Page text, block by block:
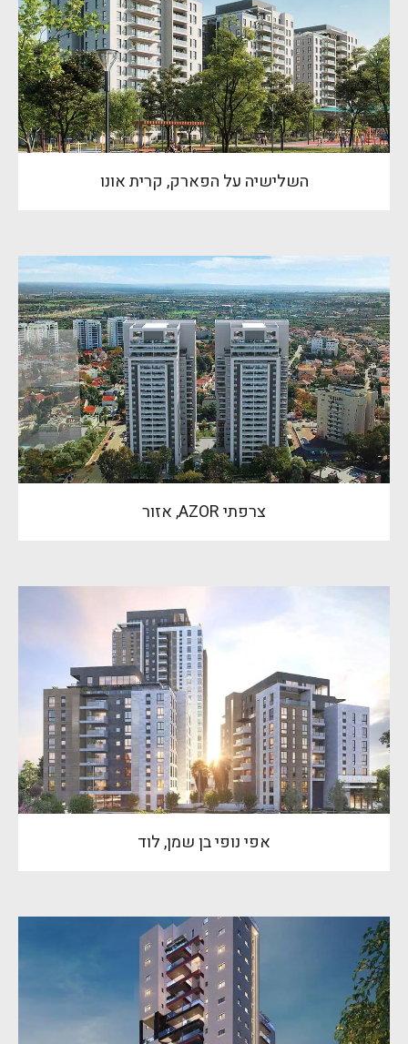
השלישיה על הפארק, קרית אונו
צרפתי AZOR, אזור
אפי נופי בן שמן, לוד